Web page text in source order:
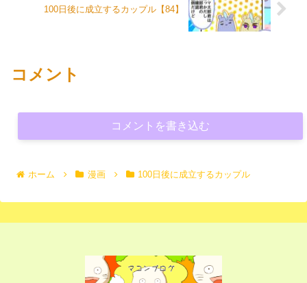
100日後に成立するカップル【84】
コメント
コメントを書き込む
ホーム 漫画 100日後に成立するカップル